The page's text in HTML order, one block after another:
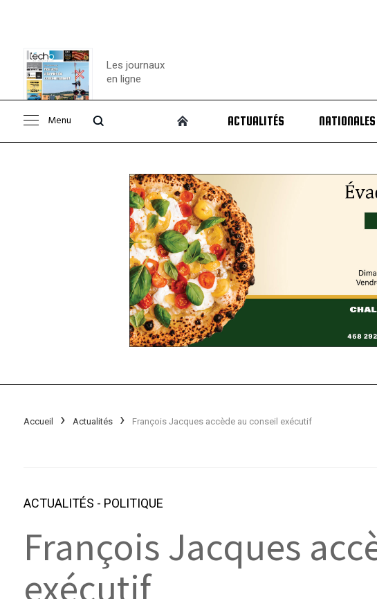
Consulter le
Les journaux
en ligne
Menu ACTUALITÉS NATIONALES
Accueil Actualités François Jacques accède au conseil exécutif
ACTUALITÉS - POLITIQUE
François Jacques
exécutif